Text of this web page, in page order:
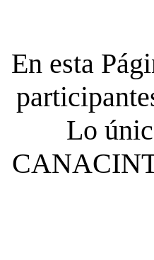
En esta
Lo